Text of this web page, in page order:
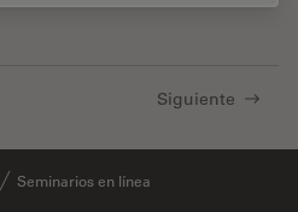
Siguiente
Seminarios en línea